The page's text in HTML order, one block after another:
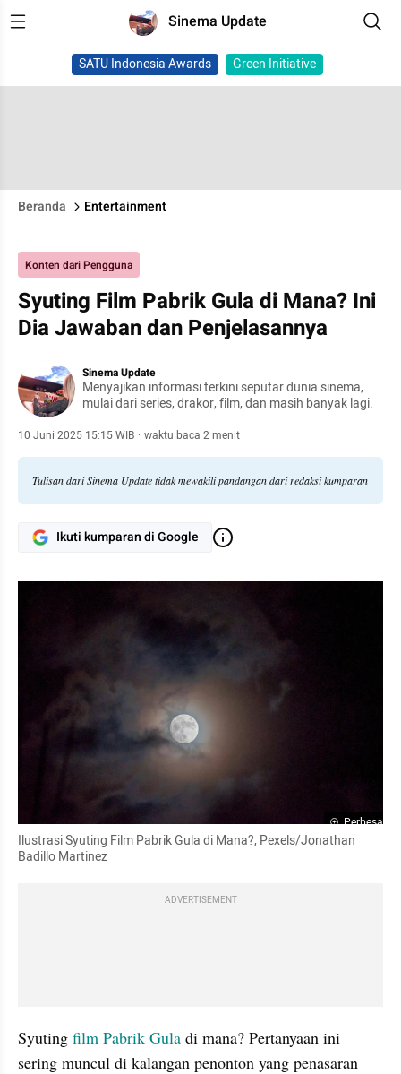
Sinema Update
SATU Indonesia Awards Green Initiative
Beranda Entertainment
Konten dari Pengguna
Syuting Film Pabrik Gula di Mana? Ini
Dia Jawaban dan Penjelasannya
Sinema Update
Menyajikan informasi terkini seputar dunia sinema,
mulai dari series, drakor, film, dan masih banyak lagi.
10 Juni 2025 15:15 WIB · waktu baca 2 menit
Tulisan dari Sinema Update tidak mewakili pandangan dari redaksi kumparan
Ikuti kumparan di Google
Perbesar
Ilustrasi Syuting Film Pabrik Gula di Mana?, Pexels/Jonathan
Badillo Martinez
ADVERTISEMENT
Syuting film Pabrik Gula di mana? Pertanyaan ini
sering muncul di kalangan penonton yang penasaran